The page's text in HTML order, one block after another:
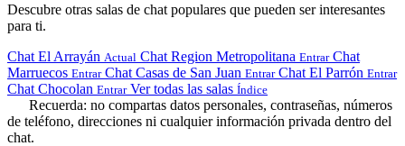
Descubre otras salas de chat populares que pueden ser interesantes
para ti.
Chat El Arrayán Actual Chat Region Metropolitana Entrar Chat
Marruecos Entrar Chat Casas de San Juan Entrar Chat El Parrón Entrar
Chat Chocolan Entrar Ver todas las salas Índice
Recuerda: no compartas datos personales, contraseñas, números
de teléfono, direcciones ni cualquier información privada dentro del
chat.